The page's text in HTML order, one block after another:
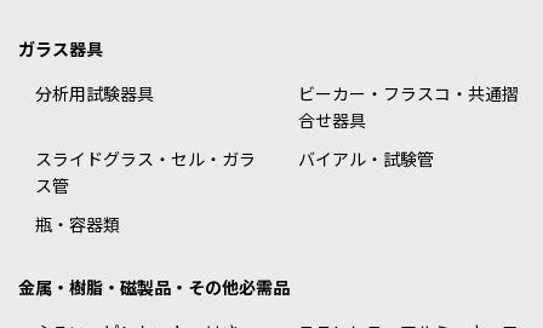
ガラス器具
分析用試験器具
ビーカー・フラスコ・共通摺
合せ器具
スライドグラス・セル・ガラ
ス管
バイアル・試験管
瓶・容器類
金属・樹脂・磁製品・その他必需品